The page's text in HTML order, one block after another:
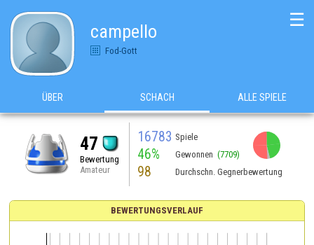
campello
Fod-Gott
☰
ÜBER SCHACH ALLE SPIELE
47
Bewertung
Amateur
16783 Spiele
46% Gewonnen (7709)
98 Durchschn. Gegnerbewertung
BEWERTUNGSVERLAUF